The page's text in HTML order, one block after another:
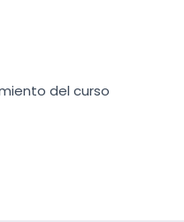
del curso